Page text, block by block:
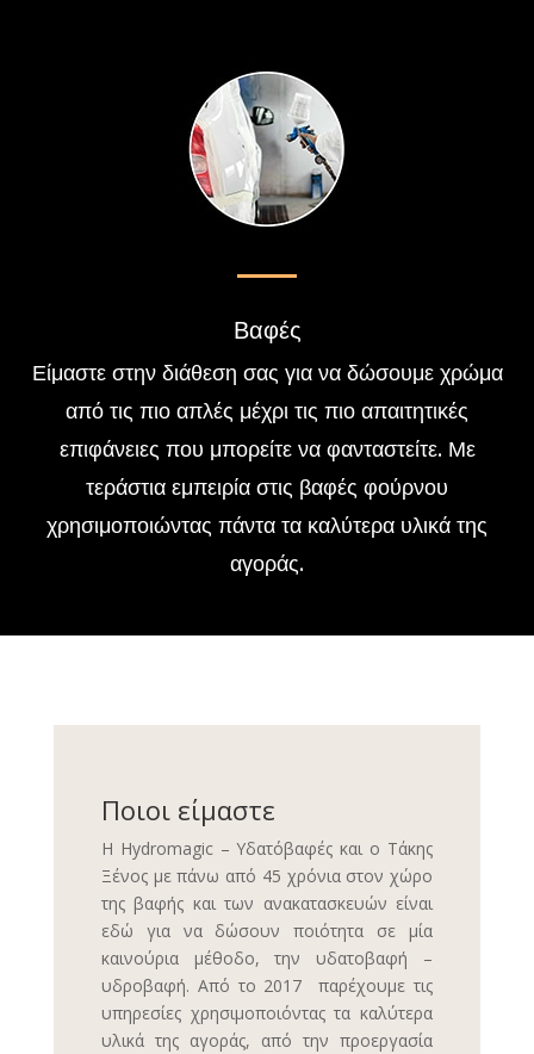
Βαφές
Είμαστε στην διάθεση σας για να δώσουμε χρώμα
από τις πιο απλές μέχρι τις πιο απαιτητικές
επιφάνειες που μπορείτε να φανταστείτε. Με
τεράστια εμπειρία στις βαφές φούρνου
χρησιμοποιώντας πάντα τα καλύτερα υλικά της
αγοράς.
Ποιοι είμαστε
Η Hydromagic – Υδατόβαφές και ο Τάκης
Ξένος με πάνω από 45 χρόνια στον χώρο
της βαφής και των ανακατασκευών είναι
εδώ για να δώσουν ποιότητα σε μία
καινούρια μέθοδο, την υδατοβαφή –
υδροβαφή. Από το 2017 παρέχουμε τις
υπηρεσίες χρησιμοποιόντας τα καλύτερα
υλικά της αγοράς, από την προεργασία